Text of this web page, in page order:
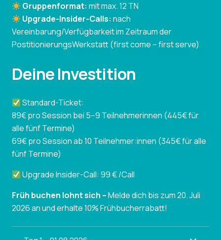
Gruppenformat:mit max. 12 TN
Upgrade-Insider-Calls: nach
Vereinbarung/Verfügbarkeit im Zeitraum der
PostitionierungsWerkstatt (first come – first serve)
Deine Investition
Standard-Ticket:
89€ pro Session bei 5–9 Teilnehmerinnen (445€ für
alle fünf Termine)
69€ pro Session ab 10 Teilnehmer:innen (345€ für alle
fünf Termine)
Upgrade Insider-Call: 99 € /Call
Früh buchen lohnt sich –Melde dich bis zum 20. Juli
2026 an und erhalte 10% Frühbucherrabatt!